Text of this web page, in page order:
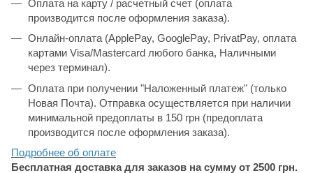
Оплата на карту / расчетный счет (оплата
производится после оформления заказа).
Онлайн-оплата (ApplePay, GooglePay, PrivatPay, оплата
картами Visa/Mastercard любого банка, Наличными
через терминал).
Оплата при получении "Наложенный платеж" (только
Новая Почта). Отправка осуществляется при наличии
минимальной предоплаты в 150 грн (предоплата
производится после оформления заказа).
Подробнее об оплате
Бесплатная доставка для заказов на сумму от 2500 грн.